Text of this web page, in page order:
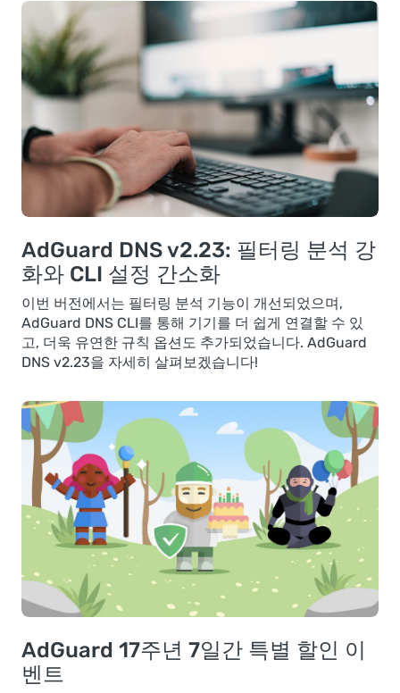
AdGuard DNS v2.23: 필터링 분석 강
화와 CLI 설정 간소화
이번 버전에서는 필터링 분석 기능이 개선되었으며,
AdGuard DNS CLI를 통해 기기를 더 쉽게 연결할 수 있
고, 더욱 유연한 규칙 옵션도 추가되었습니다. AdGuard
DNS v2.23을 자세히 살펴보겠습니다!
AdGuard 17주년 7일간 특별 할인 이
벤트